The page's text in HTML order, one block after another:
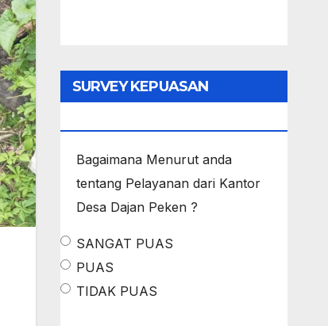
SURVEY KEPUASAN
Bagaimana Menurut anda
tentang Pelayanan dari Kantor
Desa Dajan Peken ?
SANGAT PUAS
PUAS
TIDAK PUAS